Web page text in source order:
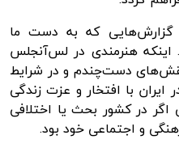
گزارش‌هایی که به دست ما
اینکه هنرمندی در لس‌آنجلس
نقش‌های دست‌چندم و در شرایط
ایران با افتخار و عزت زندگی
در کشور بحث یا اختلافی
و اجتماعی خود بود.